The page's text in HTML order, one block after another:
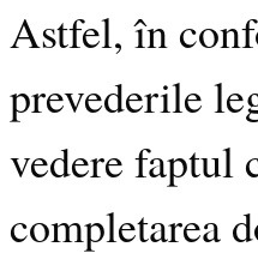
Astfel, în
prevederile
vedere faptul
completarea